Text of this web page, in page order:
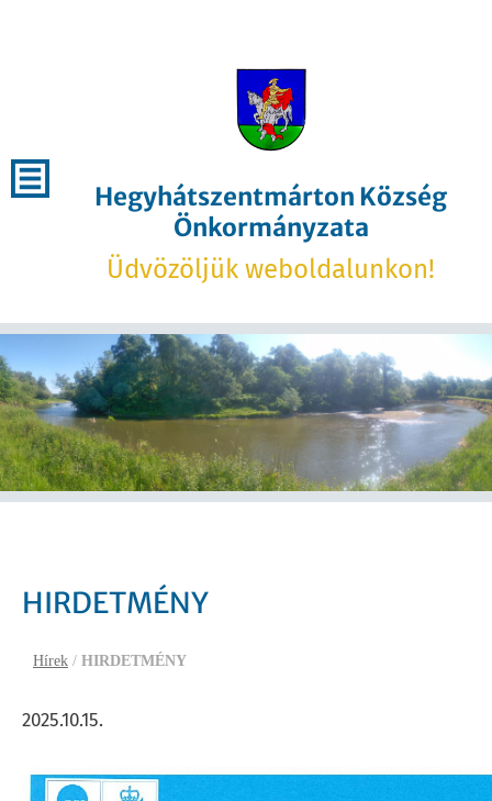
Hegyhátszentmárton Község
Önkormányzata
Üdvözöljük weboldalunkon!
HIRDETMÉNY
Hírek / HIRDETMÉNY
2025.10.15.